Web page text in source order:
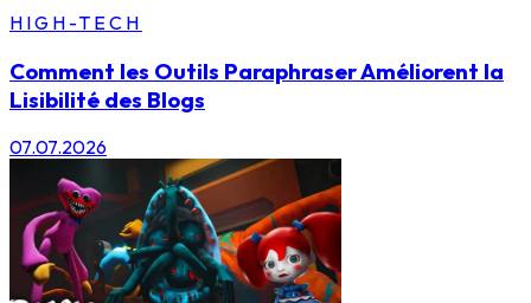
HIGH-TECH
Comment les Outils Paraphraser Améliorent la
Lisibilité des Blogs
07.07.2026